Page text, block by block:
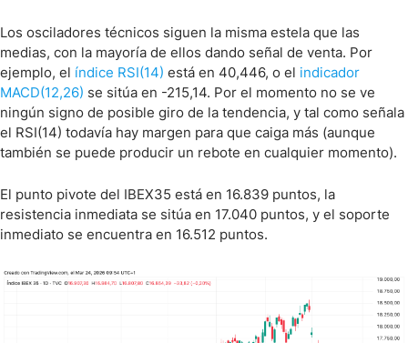
Los osciladores técnicos siguen la misma estela que las
medias, con la mayoría de ellos dando señal de venta. Por
ejemplo, el índice RSI(14) está en 40,446, o el indicador
MACD(12,26) se sitúa en -215,14. Por el momento no se ve
ningún signo de posible giro de la tendencia, y tal como señala
el RSI(14) todavía hay margen para que caiga más (aunque
también se puede producir un rebote en cualquier momento).
El punto pivote del IBEX35 está en 16.839 puntos, la
resistencia inmediata se sitúa en 17.040 puntos, y el soporte
inmediato se encuentra en 16.512 puntos.